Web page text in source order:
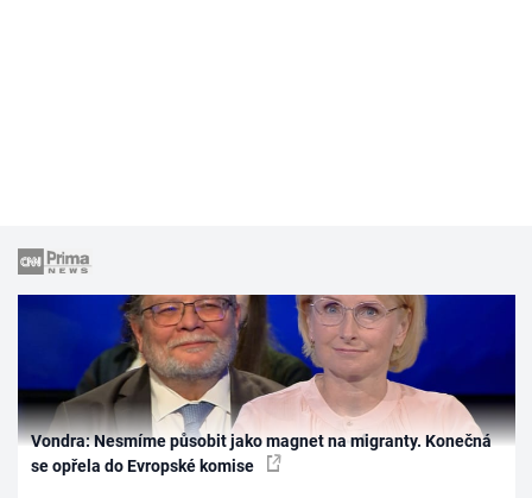
Vondra: Nesmíme působit jako magnet na migranty. Konečná
se opřela do Evropské komise